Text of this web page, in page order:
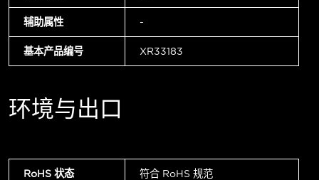
辅助属性 -
基本产品编号 XR33183
环境与出口
RoHS 状态 符合 RoHS 规范